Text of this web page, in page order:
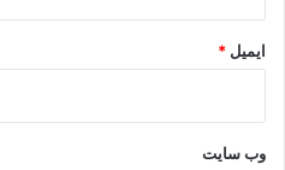
ایمیل *
وب‌ سایت